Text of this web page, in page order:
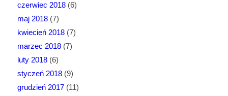
czerwiec 2018(6)
maj 2018(7)
kwiecień 2018(7)
marzec 2018(7)
luty 2018(6)
styczeń 2018(9)
grudzień 2017(11)